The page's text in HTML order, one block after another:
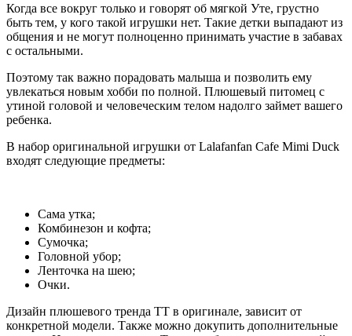
Когда все вокруг только и говорят об мягкой Уте, грустно
быть тем, у кого такой игрушки нет. Такие детки выпадают из
общения и не могут полноценно принимать участие в забавах
с остальными.
Поэтому так важно порадовать малыша и позволить ему
увлекаться новым хобби по полной. Плюшевый питомец с
утиной головой и человеческим телом надолго займет вашего
ребенка.
В набор оригинальной игрушки от Lalafanfan Cafe Mimi Duck
входят следующие предметы:
Сама утка;
Комбинезон и кофта;
Сумочка;
Головной убор;
Ленточка на шею;
Очки.
Дизайн плюшевого тренда ТТ в оригинале, зависит от
конкретной модели. Также можно докупить дополнительные